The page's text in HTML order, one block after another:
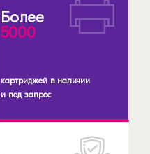
Более
5000
картриджей в наличии
и под запрос